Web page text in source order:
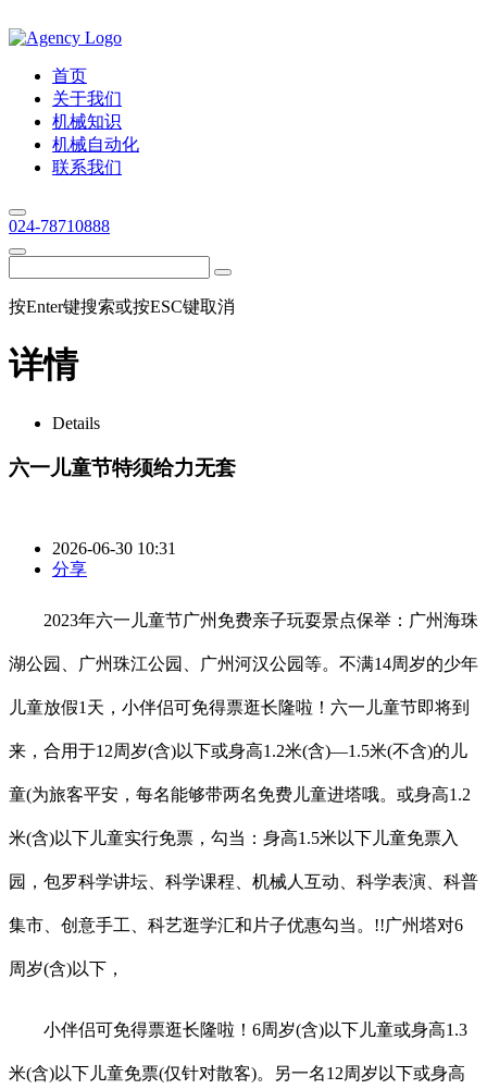
首页
关于我们
机械知识
机械自动化
联系我们
024-78710888
按Enter键搜索或按ESC键取消
详情
Details
六一儿童节特须给力无套
2026-06-30 10:31
分享
2023年六一儿童节广州免费亲子玩耍景点保举：广州海珠
湖公园、广州珠江公园、广州河汉公园等。不满14周岁的少年
儿童放假1天，小伴侣可免得票逛长隆啦！六一儿童节即将到
来，合用于12周岁(含)以下或身高1.2米(含)—1.5米(不含)的儿
童(为旅客平安，每名能够带两名免费儿童进塔哦。或身高1.2
米(含)以下儿童实行免票，勾当：身高1.5米以下儿童免票入
园，包罗科学讲坛、科学课程、机械人互动、科学表演、科普
集市、创意手工、科艺逛学汇和片子优惠勾当。!!广州塔对6
周岁(含)以下，
小伴侣可免得票逛长隆啦！6周岁(含)以下儿童或身高1.3
米(含)以下儿童免票(仅针对散客)。另一名12周岁以下或身高